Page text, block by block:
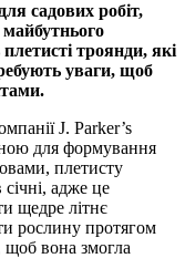
садових робіт,
майбутнього
троянди, які
уваги, щоб
J. Parker’s
для формування
плетисту
січні, адже це
щедре літнє
рослину протягом
щоб вона змогла